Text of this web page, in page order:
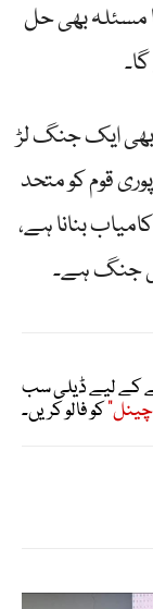
مسئلہ بھی حل
بھی ایک جنگ لڑ
قوم کو متحد
بنانا ہے،
جنگ ہے۔
کے لیے ڈیلی سب
کو فالو کریں۔